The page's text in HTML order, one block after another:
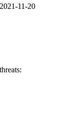
2021-11-20